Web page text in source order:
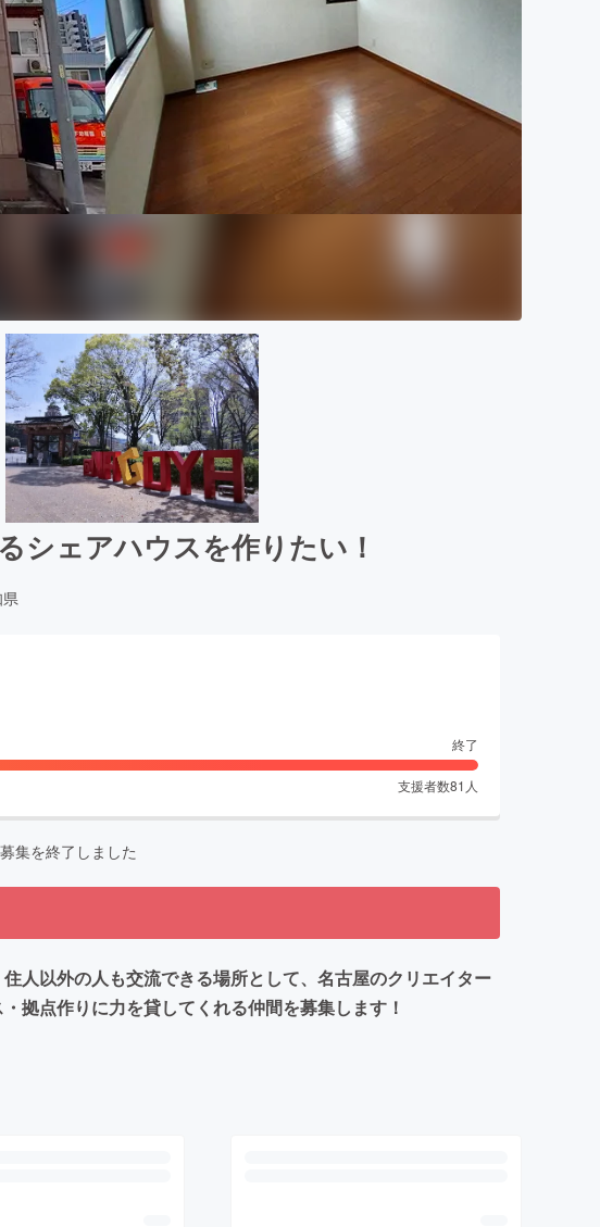
シェアハウスを作りたい！
終了
支援者数81 人
集を終了しました
人以外の人も交流できる場所として、名古屋のクリエイター
拠点作りに力を貸してくれる仲間を募集します！